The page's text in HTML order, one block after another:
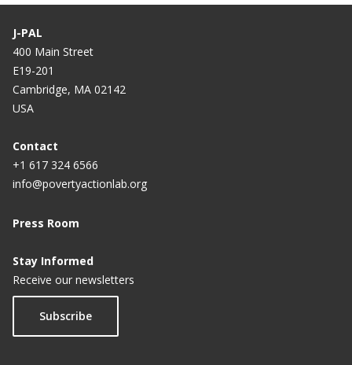
J-PAL
400 Main Street
E19-201
Cambridge, MA 02142
USA
Contact
+1 617 324 6566
info@povertyactionlab.org
Press Room
Stay Informed
Receive our newsletters
Subscribe